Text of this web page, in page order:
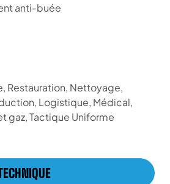
anti-buée
Restauration, Nettoyage,
Logistique, Médical,
gaz, Tactique Uniforme